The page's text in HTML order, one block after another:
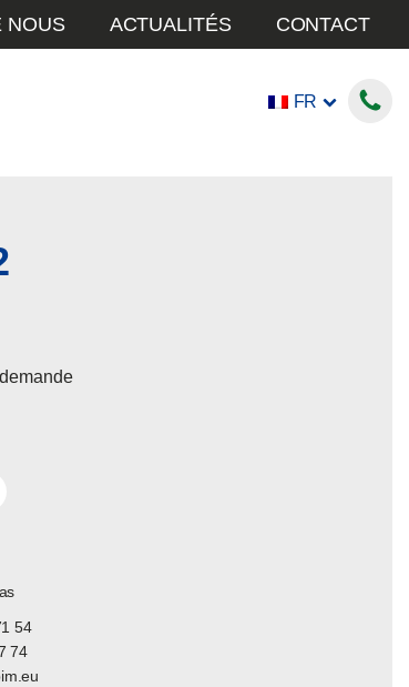
NOUS ACTUALITÉS CONTACT
FR
54
74